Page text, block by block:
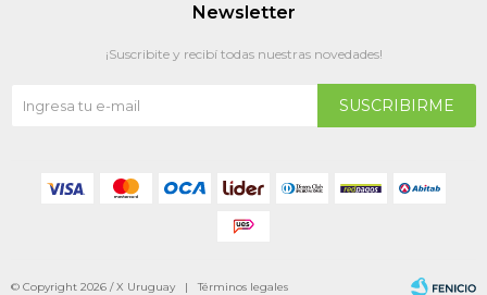
Newsletter
¡Suscribite y recibí todas nuestras novedades!
SUSCRIBIRME
© Copyright 2026 / X Uruguay |Términos legales